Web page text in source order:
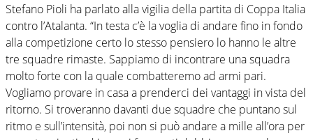
Stefano Pioli ha parlato alla vigilia della partita di Coppa Italia
contro l’Atalanta. “In testa c’è la voglia di andare fino in fondo
alla competizione certo lo stesso pensiero lo hanno le altre
tre squadre rimaste. Sappiamo di incontrare una squadra
molto forte con la quale combatteremo ad armi pari.
Vogliamo provare in casa a prenderci dei vantaggi in vista del
ritorno. Si troveranno davanti due squadre che puntano sul
ritmo e sull’intensità, poi non si può andare a mille all’ora per